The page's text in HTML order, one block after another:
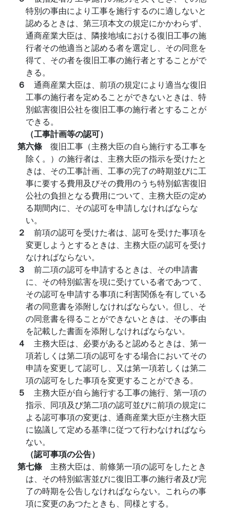
特別の事由により工事を施行するのに適しないと
認めるときは、第三項本文の規定にかかわらず、
通商産業大臣は、隣接地域における復旧工事の施
行者その他適当と認める者を選定し、その同意を
得て、その者を復旧工事の施行者とすることがで
きる。
６ 通商産業大臣は、前項の規定により適当な復旧
工事の施行者を定めることができないときは、特
別鉱害復旧公社を復旧工事の施行者とすることが
できる。
（工事計画等の認可）
第六條 復旧工事（主務大臣の自ら施行する工事を
除く。）の施行者は、主務大臣の指示を受けたと
きは、その工事計画、工事の完了の時期並びに工
事に要する費用及びその費用のうち特別鉱害復旧
公社の負担となる費用について、主務大臣の定め
る期間内に、その認可を申請しなければならな
い。
２ 前項の認可を受けた者は、認可を受けた事項を
変更しようとするときは、主務大臣の認可を受け
なければならない。
３ 前二項の認可を申請するときは、その申請書
に、その特別鉱害を現に受けている者であつて、
その認可を申請する事項に利害関係を有している
者の同意書を添附しなければならない。但し、そ
の同意書を得ることができないときは、その事由
を記載した書面を添附しなければならない。
４ 主務大臣は、必要があると認めるときは、第一
項若しくは第二項の認可をする場合においてその
申請を変更して認可し、又は第一項若しくは第二
項の認可をした事項を変更することができる。
５ 主務大臣が自ら施行する工事の施行、第一項の
指示、同項及び第二項の認可並びに前項の規定に
よる認可事項の変更は、通商産業大臣が主務大臣
に協議して定める基準に従つて行わなければなら
ない。
（認可事項の公告）
第七條 主務大臣は、前條第一項の認可をしたとき
は、その特別鉱害並びに復旧工事の施行者及び完
了の時期を公告しなければならない。これらの事
項に変更のあつたときも、同様とする。